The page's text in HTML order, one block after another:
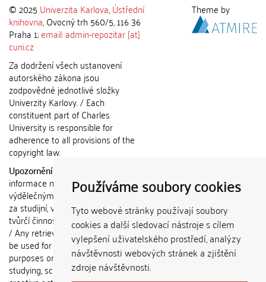
Používáme soubory cookies
Tyto webové stránky používají soubory
cookies a další sledovací nástroje s cílem
vylepšení uživatelského prostředí, analýzy
návštěvnosti webových stránek a zjištění
zdroje návštěvnosti.
© 2025 Univerzita Karlova,Ústřední
knihovna, Ovocný trh 560/5, 116 36
Praha 1;email: admin-repozitar [at]
cuni.cz
Za dodržení všech ustanovení
autorského zákona jsou
zodpovědné jednotlivé složky
Univerzity Karlovy. / Each
constituent part of Charles
University is responsible for
adherence to all provisions of the
copyright law.
Upozornění / Notice:
informace nemohou být použity k
výdělečným účelům nebo vydávány
za studijní, vědeckou nebo jinou
tvůrčí činnost jiné osoby než autora.
/ Any retrieved information shall not
be used for any commercial
purposes or claimed as results of
studying, scientific or any other
Theme by